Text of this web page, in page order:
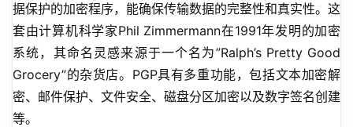
据保护的加密程序，能确保传输数据的完整性和真实性。这
套由计算机科学家Phil Zimmermann在1991年发明的加密
系统，其命名灵感来源于一个名为”Ralph’s Pretty Good
Grocery”的杂货店。PGP具有多重功能，包括文本加密解
密、邮件保护、文件安全、磁盘分区加密以及数字签名创建
等。